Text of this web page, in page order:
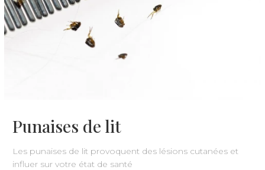
Punaises de lit
Les punaises de lit provoquent des lésions cutanées et
influer sur votre état de santé